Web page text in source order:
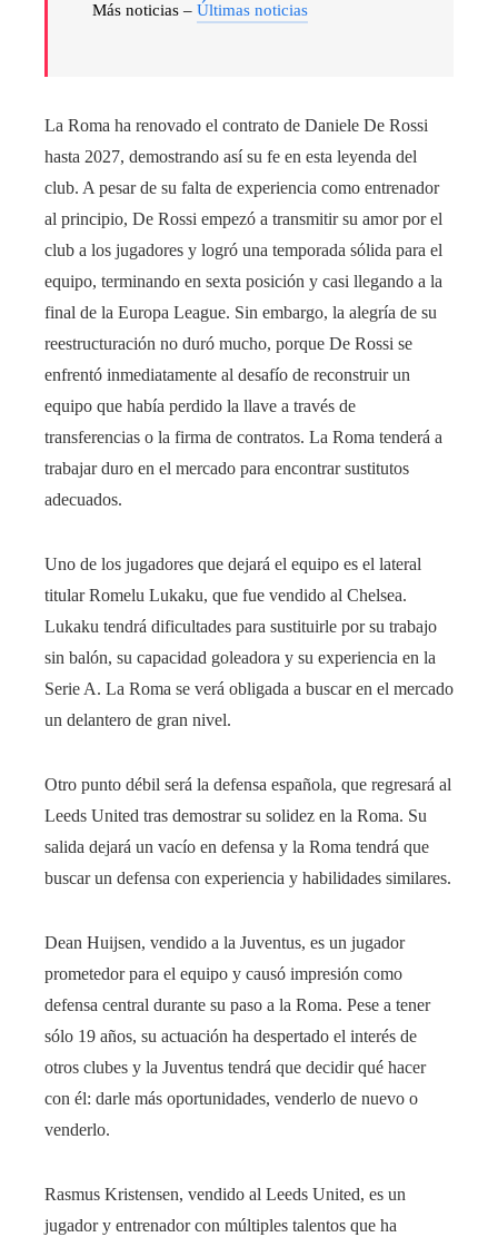
Más noticias – Últimas noticias
La Roma ha renovado el contrato de Daniele De Rossi
hasta 2027, demostrando así su fe en esta leyenda del
club. A pesar de su falta de experiencia como entrenador
al principio, De Rossi empezó a transmitir su amor por el
club a los jugadores y logró una temporada sólida para el
equipo, terminando en sexta posición y casi llegando a la
final de la Europa League. Sin embargo, la alegría de su
reestructuración no duró mucho, porque De Rossi se
enfrentó inmediatamente al desafío de reconstruir un
equipo que había perdido la llave a través de
transferencias o la firma de contratos. La Roma tenderá a
trabajar duro en el mercado para encontrar sustitutos
adecuados.
Uno de los jugadores que dejará el equipo es el lateral
titular Romelu Lukaku, que fue vendido al Chelsea.
Lukaku tendrá dificultades para sustituirle por su trabajo
sin balón, su capacidad goleadora y su experiencia en la
Serie A. La Roma se verá obligada a buscar en el mercado
un delantero de gran nivel.
Otro punto débil será la defensa española, que regresará al
Leeds United tras demostrar su solidez en la Roma. Su
salida dejará un vacío en defensa y la Roma tendrá que
buscar un defensa con experiencia y habilidades similares.
Dean Huijsen, vendido a la Juventus, es un jugador
prometedor para el equipo y causó impresión como
defensa central durante su paso a la Roma. Pese a tener
sólo 19 años, su actuación ha despertado el interés de
otros clubes y la Juventus tendrá que decidir qué hacer
con él: darle más oportunidades, venderlo de nuevo o
venderlo.
Rasmus Kristensen, vendido al Leeds United, es un
jugador y entrenador con múltiples talentos que ha